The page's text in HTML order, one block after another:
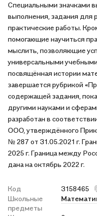
Специальными значками
выполнения, задания для
практические работы.
помогающие научиться
мыслить, позволяющие
универсальными
посвящённая истории
завершается рубрикой
содержащей задания,
другими науками и
разработан в
ООО, утверждённого
№ 287 от 31.05.2021 г.
2025 г. Граница между
дана на октябрь 2022 г.
Код
3158465
Школьные
предметы